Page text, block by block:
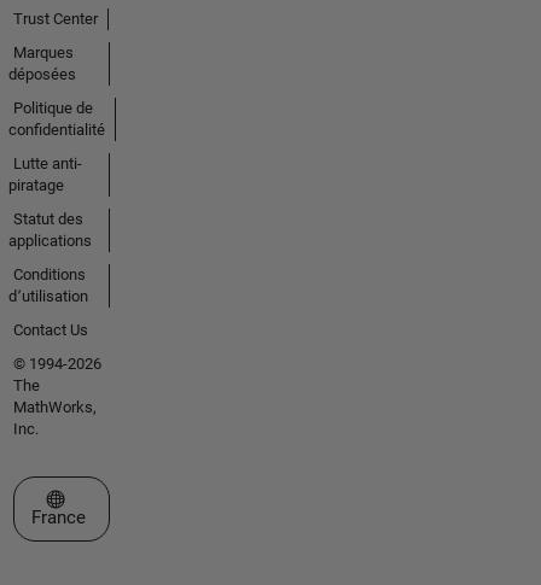
Trust Center
Marques
déposées
Politique de
confidentialité
Lutte anti-
piratage
Statut des
applications
Conditions
d՚utilisation
Contact Us
© 1994-2026
The
MathWorks,
Inc.
Sélectionner un site web
France